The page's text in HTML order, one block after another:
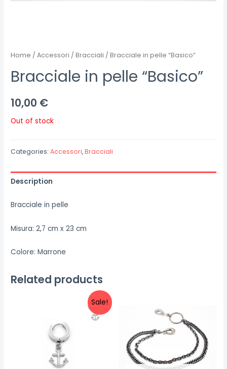
Home /Accessori /Bracciali / Bracciale in pelle “Basico”
Bracciale in pelle “Basico”
10,00 €
Out of stock
Categories:Accessori,Bracciali
Description
Bracciale in pelle
Misura: 2,7 cm x 23 cm
Colore: Marrone
Related products
Sale!